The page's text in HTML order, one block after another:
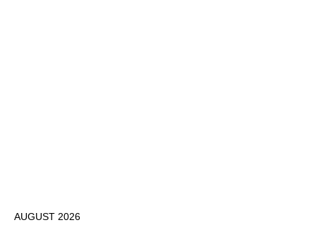
AUGUST 2026